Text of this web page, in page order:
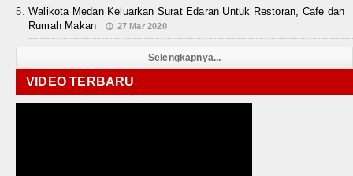
Walikota Medan Keluarkan Surat Edaran Untuk Restoran, Cafe dan
Rumah Makan
27 Mar 2020
Selengkapnya...
VIDEO TERBARU